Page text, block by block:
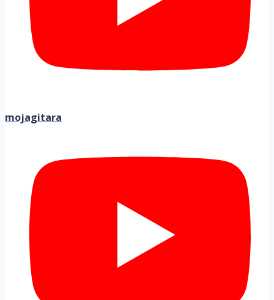
mojagitara